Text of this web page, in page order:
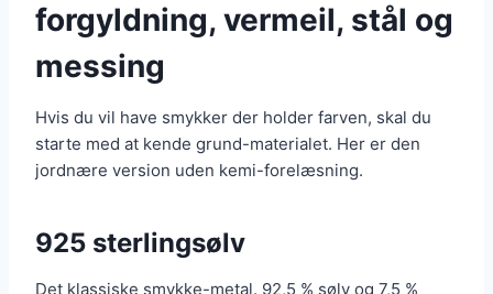
forgyldning, vermeil, stål og
messing
Hvis du vil have smykker der holder farven, skal du
starte med at kende grund-materialet. Her er den
jordnære version uden kemi-forelæsning.
925 sterlingsølv
Det klassiske smykke-metal. 92,5 % sølv og 7,5 %